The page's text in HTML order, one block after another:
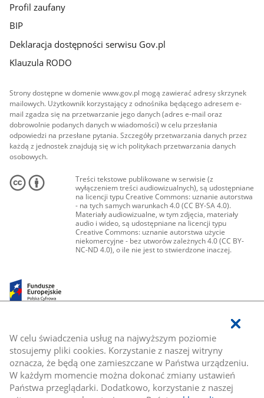
W celu świadczenia usług na najwyższym poziomie
stosujemy pliki cookies. Korzystanie z naszej witryny
oznacza, że będą one zamieszczane w Państwa urządzeniu.
W każdym momencie można dokonać zmiany ustawień
Państwa przeglądarki. Dodatkowo, korzystanie z naszej
Profil zaufany
BIP
Deklaracja dostępności serwisu Gov.pl
Klauzula RODO
Strony dostępne w domenie www.gov.pl mogą zawierać adresy skrzynek
mailowych. Użytkownik korzystający z odnośnika będącego adresem e-
mail zgadza się na przetwarzanie jego danych (adres e-mail oraz
dobrowolnie podanych danych w wiadomości) w celu przesłania
odpowiedzi na przesłane pytania. Szczegóły przetwarzania danych przez
każdą z jednostek znajdują się w ich politykach przetwarzania danych
osobowych.
Treści tekstowe publikowane w serwisie (z
wyłączeniem treści audiowizualnych), są udostępniane
na licencji typu Creative Commons: uznanie autorstwa
- na tych samych warunkach 4.0 (CC BY-SA 4.0).
Materiały audiowizualne, w tym zdjęcia, materiały
audio i wideo, są udostępniane na licencji typu
Creative Commons: uznanie autorstwa użycie
niekomercyjne - bez utworów zależnych 4.0 (CC BY-
NC-ND 4.0), o ile nie jest to stwierdzone inaczej.